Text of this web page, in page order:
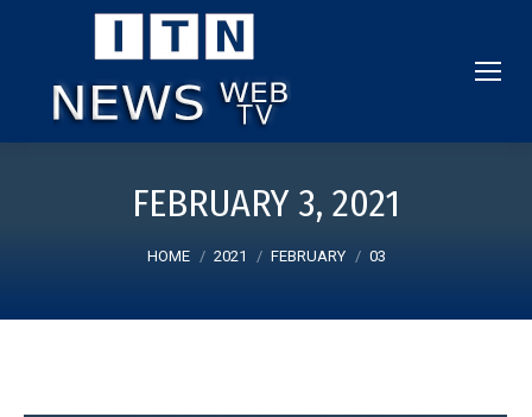
FEBRUARY 3, 2021
HOME 2021 FEBRUARY 03